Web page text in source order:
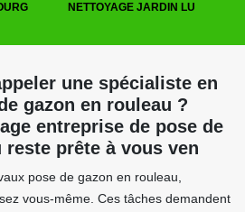
NETTOYAGE JARDIN LU
une spécialiste en
gazon en rouleau ?
entreprise de pose de
reste prête à vous ven
pose de gazon en rouleau,
vous-même. Ces tâches demandent